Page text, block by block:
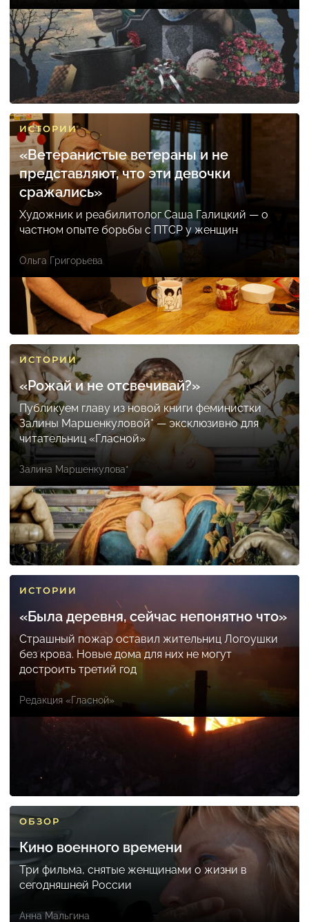
ИСТОРИИ
«Ветеранистые ветераны и не
представляют, что эти девочки
сражались»
Художник и реабилитолог Саша Галицкий — о
частном опыте борьбы с ПТСР у женщин
Ольга Григорьева
ИСТОРИИ
«Рожай и не отсвечивай?»
Публикуем главу из новой книги феминистки
Залины Маршенкуловой* — эксклюзивно для
читательниц «Гласной»
Залина Маршенкулова*
ИСТОРИИ
«Была деревня, сейчас непонятно что»
Страшный пожар оставил жительниц Логоушки
без крова. Новые дома для них не могут
достроить третий год
Редакция «Гласной»
ОБЗОР
Кино военного времени
Три фильма, снятые женщинами о жизни в
сегодняшней России
Анна Мальгина